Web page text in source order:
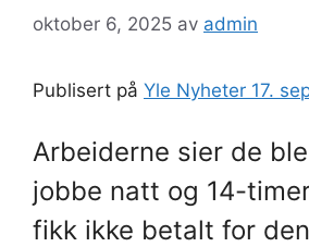
oktober 6, 2025 av admin
Publisert på Yle Nyheter 17.
Arbeiderne sier de
jobbe natt og 14-
fikk ikke betalt for